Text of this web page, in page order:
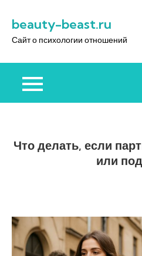
содержимому
beauty-beast.ru
Сайт о психологии отношений
Что делать, если
или